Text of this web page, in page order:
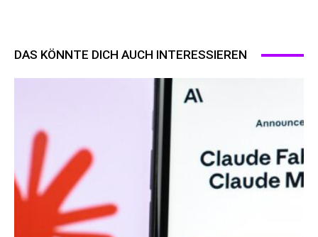
DAS KÖNNTE DICH AUCH INTERESSIEREN